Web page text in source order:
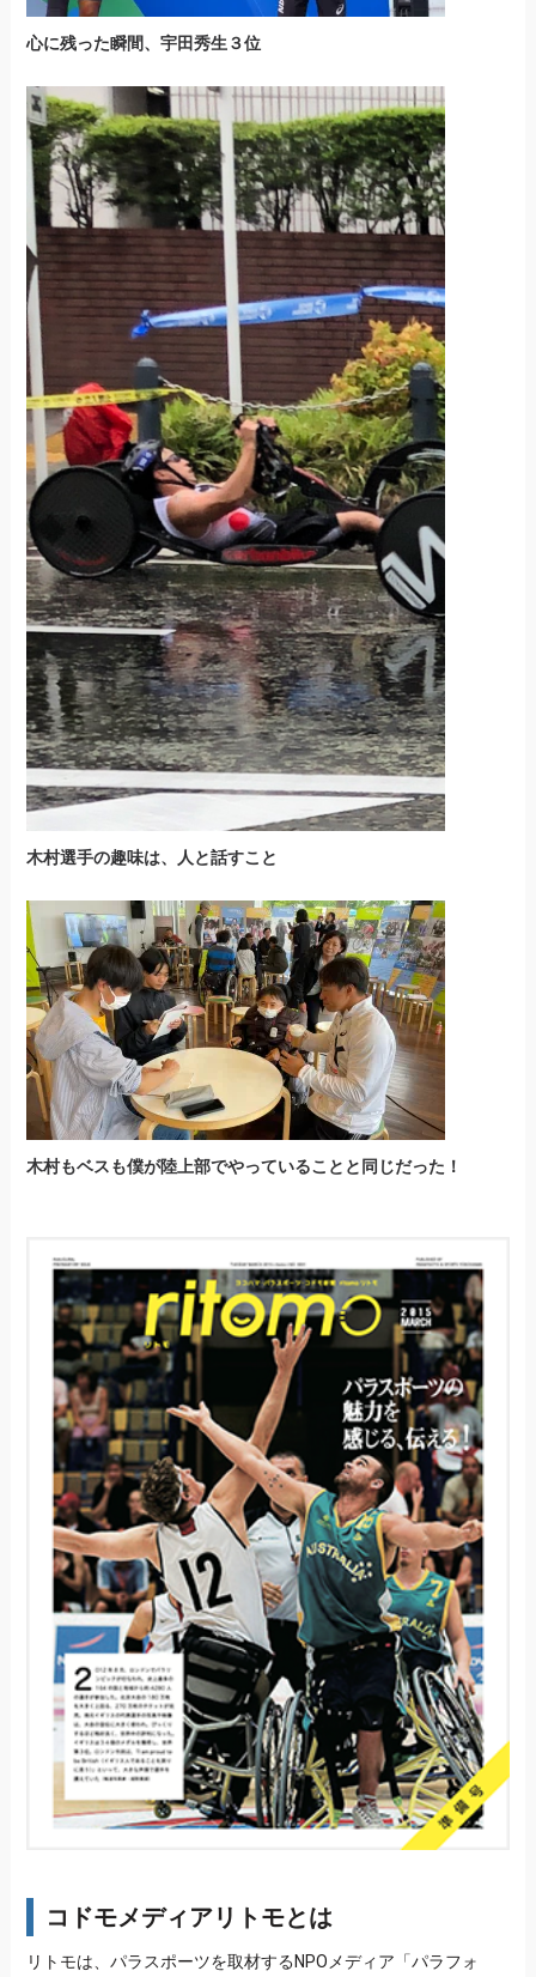
心に残った瞬間、宇田秀生３位
木村選手の趣味は、人と話すこと
木村もベスも僕が陸上部でやっていることと同じだった！
コドモメディアリトモとは
リトモは、パラスポーツを取材するNPOメディア「パラフォ